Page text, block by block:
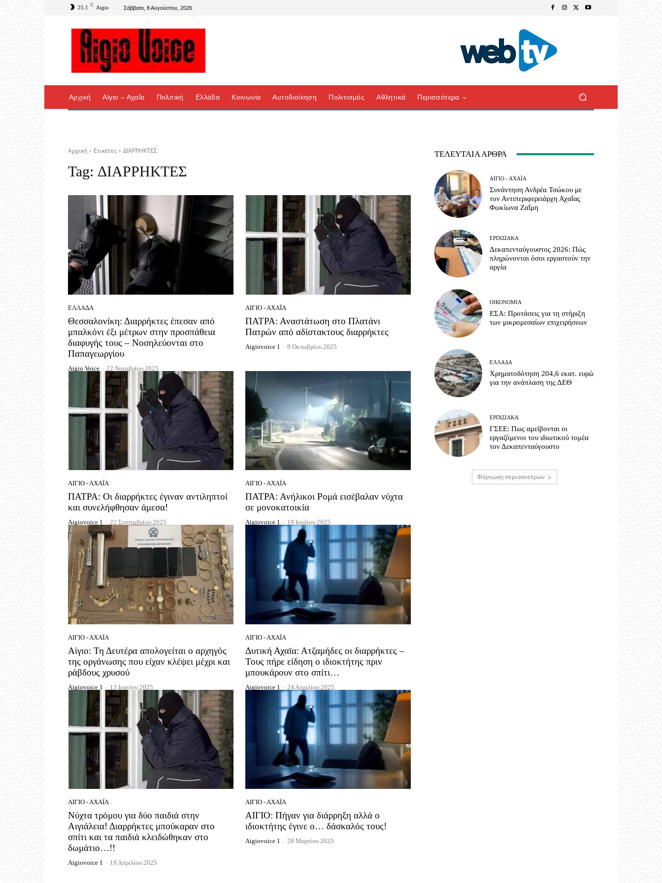
25.1 C Aigio Σάββατο, 8 Αυγούστου, 2026
Αρχική Αίγιο – Αχαΐα Πολιτική Ελλάδα Κοινωνία Αυτοδιοίκηση Πολιτισμός Αθλητικά Περισσότερα
Αρχική Ετικέτες ΔΙΑΡΡΗΚΤΕΣ
Tag: ΔΙΑΡΡΗΚΤΕΣ
ΕΛΛΆΔΑ
Θεσσαλονίκη: Διαρρήκτες έπεσαν από
μπαλκόνι έξι μέτρων στην προσπάθεια
διαφυγής τους – Νοσηλεύονται στο
Παπαγεωργίου
Aigio Voice - 22 Νοεμβρίου 2025
ΑΊΓΙΟ - ΑΧΑΪ́Α
ΠΑΤΡΑ: Αναστάτωση στο Πλατάνι
Πατρών από αδίστακτους διαρρήκτες
Aigiovoice 1 - 8 Οκτωβρίου 2025
ΑΊΓΙΟ - ΑΧΑΪ́Α
ΠΑΤΡΑ: Οι διαρρήκτες έγιναν αντιληπτοί
και συνελήφθησαν άμεσα!
Aigiovoice 1 - 22 Σεπτεμβρίου 2025
ΑΊΓΙΟ - ΑΧΑΪ́Α
ΠΑΤΡΑ: Ανήλικοι Ρομά εισέβαλαν νύχτα
σε μονοκατοικία
Aigiovoice 1 - 19 Ιουλίου 2025
ΑΊΓΙΟ - ΑΧΑΪ́Α
Αίγιο: Τη Δευτέρα απολογείται ο αρχηγός
της οργάνωσης που είχαν κλέψει μέχρι και
ράβδους χρυσού
Aigiovoice 1 - 13 Ιουνίου 2025
ΑΊΓΙΟ - ΑΧΑΪ́Α
Δυτική Αχαϊα: Ατζαμήδες οι διαρρήκτες –
Τους πήρε είδηση ο ιδιοκτήτης πριν
μπουκάρουν στο σπίτι…
Aigiovoice 1 - 24 Απριλίου 2025
ΑΊΓΙΟ - ΑΧΑΪ́Α
Νύχτα τρόμου για δύο παιδιά στην
Αιγιάλεια! Διαρρήκτες μπούκαραν στο
σπίτι και τα παιδιά κλειδώθηκαν στο
δωμάτιο…!!
Aigiovoice 1 - 19 Απριλίου 2025
ΑΊΓΙΟ - ΑΧΑΪ́Α
ΑΙΓΙΟ: Πήγαν για διάρρηξη αλλά ο
ιδιοκτήτης έγινε ο… δάσκαλός τους!
Aigiovoice 1 - 28 Μαρτίου 2025
ΤΕΛΕΥΤΑΊΑ ΆΡΘΡΑ
ΑΊΓΙΟ - ΑΧΑΪ́Α
Συνάντηση Ανδρέα Τσώκου με
τον Αντιπεριφερειάρχη Αχαΐας
Φωκίωνα Ζαΐμη
ΕΡΓΑΣΙΑΚΆ
Δεκαπενταύγουστος 2026: Πώς
πληρώνονται όσοι εργαστούν την
αργία
ΟΙΚΟΝΟΜΊΑ
ΕΣΑ: Προτάσεις για τη στήριξη
των μικρομεσαίων επιχειρήσεων
ΕΛΛΆΔΑ
Χρηματοδότηση 204,6 εκατ. ευρώ
για την ανάπλαση της ΔΕΘ
ΕΡΓΑΣΙΑΚΆ
ΓΣΕΕ: Πως αμείβονται οι
εργαζόμενοι του ιδιωτικού τομέα
τον Δεκαπενταύγουστο
Φόρτωση περισσοτέρων